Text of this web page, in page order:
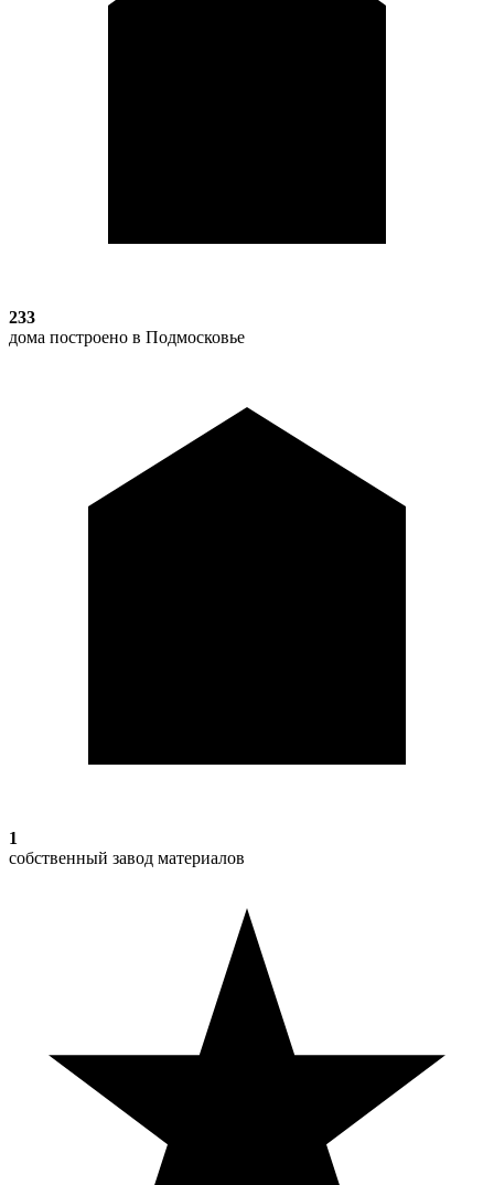
233
дома построено в Подмосковье
1
собственный завод материалов